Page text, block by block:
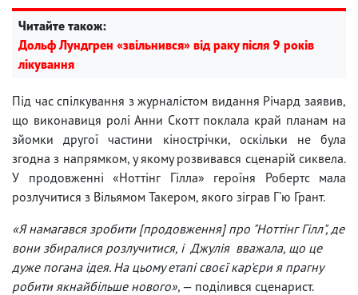
Читайте також:
Дольф Лундгрен «звільнився» від раку після 9 років
лікування
Під час спілкування з журналістом видання Річард заявив,
що виконавиця ролі Анни Скотт поклала край планам на
зйомки другої частини кінострічки, оскільки не була
згодна з напрямком, у якому розвивався сценарій сиквела.
У продовженні «Ноттінг Гілла» героїня Робертс мала
розлучитися з Вільямом Такером, якого зіграв Г'ю Грант.
«Я намагався зробити [продовження] про "Ноттінг Гілл", де
вони збиралися розлучитися, і Джулія вважала, що це
дуже погана ідея. На цьому етапі своєї кар'єри я прагну
робити якнайбільше нового», — поділився сценарист.